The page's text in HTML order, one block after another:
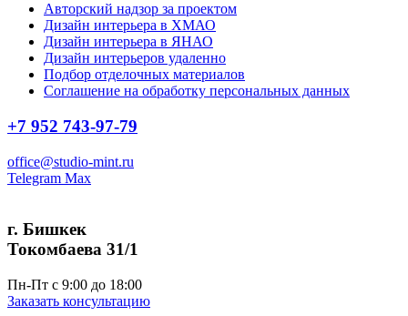
Авторский надзор за проектом
Дизайн интерьера в ХМАО
Дизайн интерьера в ЯНАО
Дизайн интерьеров удаленно
Подбор отделочных материалов
Соглашение на обработку персональных данных
+7 952 743-97-79
office@studio-mint.ru
Telegram Max
г. Бишкек
Токомбаева 31/1
Пн-Пт с 9:00 до 18:00
Заказать консультацию